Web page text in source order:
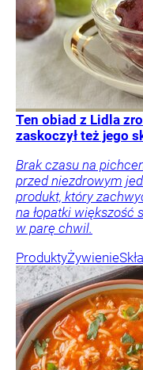
Ten obiad z Lidla
zaskoczył też jego
Brak czasu na
przed niezdrowym
produkt, który
na łopatki większość
w parę chwil.
ProduktyŻywienie